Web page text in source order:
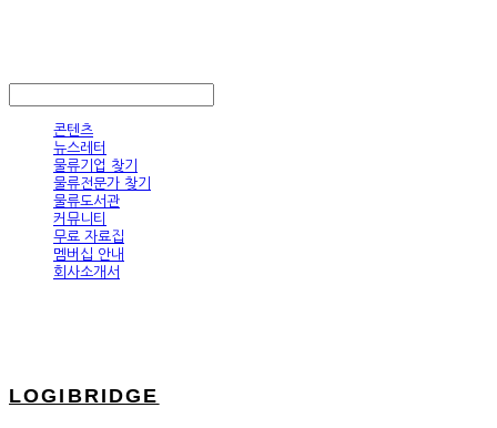
콘텐츠
뉴스레터
물류기업 찾기
물류전문가 찾기
물류도서관
커뮤니티
무료 자료집
멤버십 안내
회사소개서
LOGIBRIDGE